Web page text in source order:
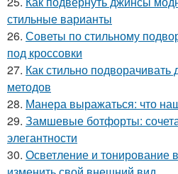
стильные варианты
26. Советы по стильному
под кроссовки
27. Как стильно
методов
28. Манера выражаться: что
29. Замшевые ботфорты:
элегантности
30. Осветление и тонирование